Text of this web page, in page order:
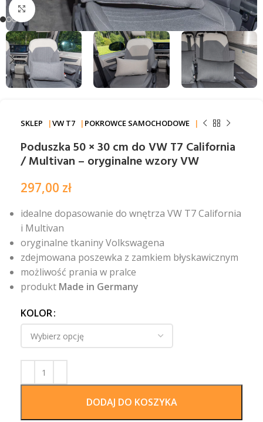
Kliknij aby powiększyć
SKLEP VW T7 POKROWCE SAMOCHODOWE
Poduszka 50 × 30 cm do VW T7 California
/ Multivan – oryginalne wzory VW
297,00 zł
idealne dopasowanie do wnętrza VW T7 California
i Multivan
oryginalne tkaniny Volkswagena
zdejmowana poszewka z zamkiem błyskawicznym
możliwość prania w pralce
produkt Made in Germany
KOLOR
DODAJ DO KOSZYKA